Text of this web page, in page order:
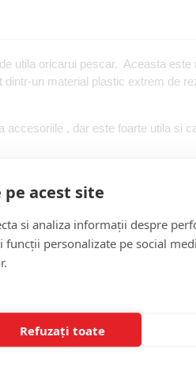
utila oricarui pescar. Aceasta
un material plastic extrem de
, dar este foarte utila si
acest site
si analiza informații despre
personalizate pe social
Refuzați toate